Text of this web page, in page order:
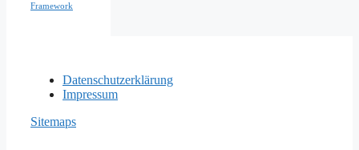
Framework
Datenschutzerklärung
Impressum
Sitemaps